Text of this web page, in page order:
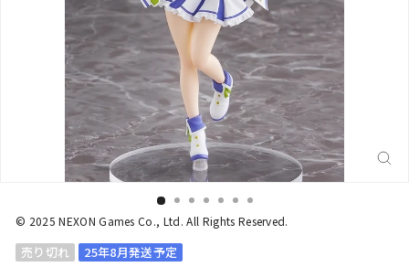
© 2025 NEXON Games Co., Ltd. All Rights Reserved.
売り切れ 25年8月発送予定